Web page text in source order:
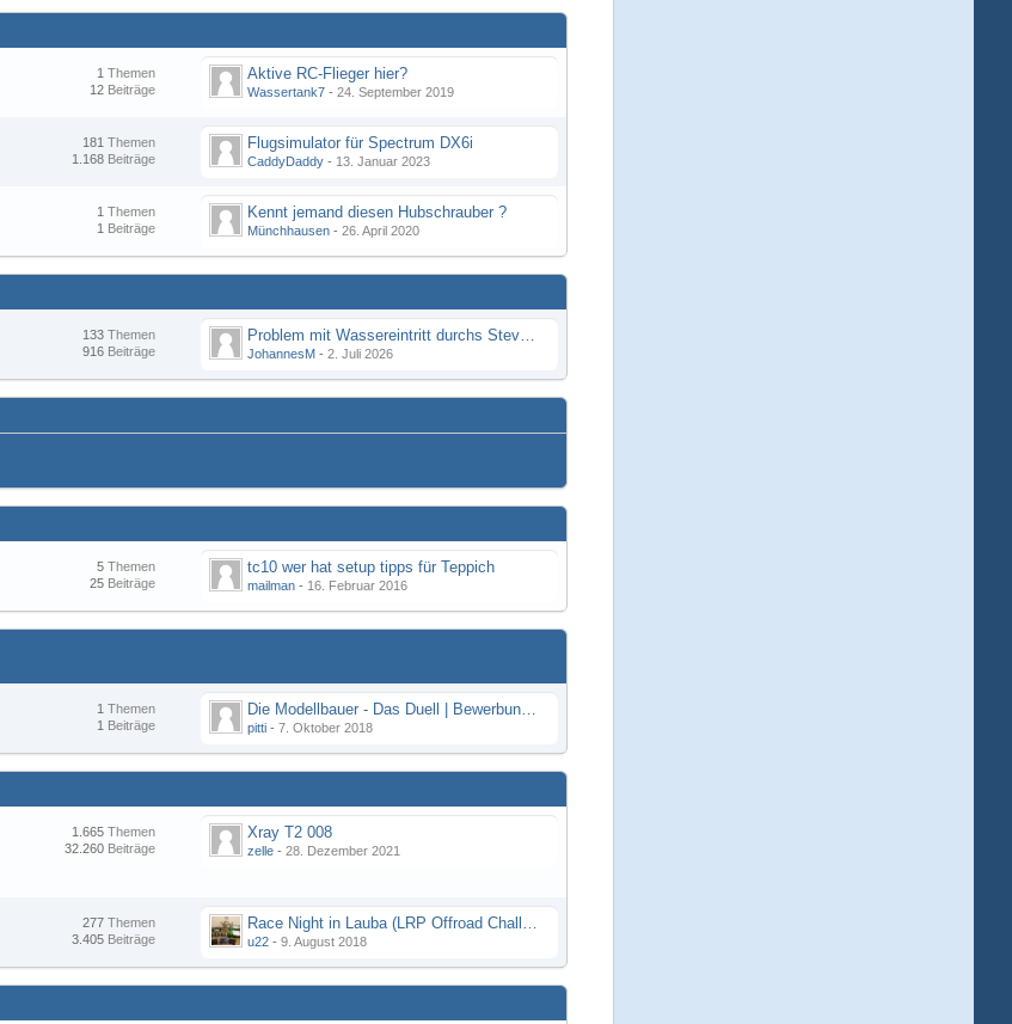
Themen
1
Beiträge
12
Aktive RC-Flieger hier?
Wassertank7 - 24. September 2019
Themen
181
Beiträge
1.168
Flugsimulator für Spectrum DX6i
CaddyDaddy - 13. Januar 2023
Themen
1
Beiträge
1
Kennt jemand diesen Hubschrauber ?
Münchhausen - 26. April 2020
Themen
133
Beiträge
916
Problem mit Wassereintritt durchs Stevenrohr beim Rennboot
JohannesM - 2. Juli 2026
Themen
5
Beiträge
25
tc10 wer hat setup tipps für Teppich
mailman - 16. Februar 2016
Themen
1
Beiträge
1
Die Modellbauer - Das Duell | Bewerbung für neue Staffel bei DMAX *Werbung*
pitti - 7. Oktober 2018
Themen
1.665
Beiträge
32.260
Xray T2 008
zelle - 28. Dezember 2021
Themen
277
Beiträge
3.405
Race Night in Lauba (LRP Offroad Challenge und freie Klassen) 25/26.08
u22 - 9. August 2018